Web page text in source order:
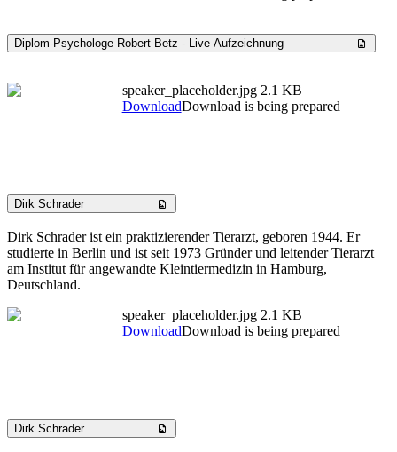
Diplom-Psychologe Robert Betz - Live Aufzeichnung
speaker_placeholder.jpg 2.1 KB
DownloadDownload is being prepared
Dirk Schrader
Dirk Schrader ist ein praktizierender Tierarzt, geboren 1944. Er
studierte in Berlin und ist seit 1973 Gründer und leitender Tierarzt
am Institut für angewandte Kleintiermedizin in Hamburg,
Deutschland.
speaker_placeholder.jpg 2.1 KB
DownloadDownload is being prepared
Dirk Schrader